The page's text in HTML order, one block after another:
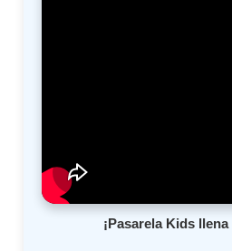
¡Pasarela Kids